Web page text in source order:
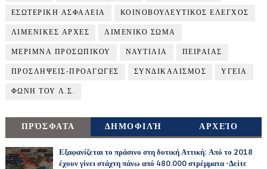
ΕΣΩΤΕΡΙΚΗ ΑΣΦΑΛΕΙΑ ΚΟΙΝΟΒΟΥΛΕΥΤΙΚΟΣ ΕΛΕΓΧΟΣ
ΛΙΜΕΝΙΚΕΣ ΑΡΧΕΣ ΛΙΜΕΝΙΚΟ ΣΩΜΑ
ΜΕΡΙΜΝΑ ΠΡΟΣΩΠΙΚΟΥ ΝΑΥΤΙΛΙΑ ΠΕΙΡΑΙΑΣ
ΠΡΟΣΛΗΨΕΙΣ-ΠΡΟΑΓΩΓΕΣ ΣΥΝΔΙΚΑΛΙΣΜΟΣ ΥΓΕΙΑ
ΦΩΝΗ ΤΟΥ Λ.Σ.
ΠΡΌΣΦΑΤΑ ΔΗΜΟΦΙΛΉ ΑΡΧΕΊΟ
Εξαφανίζεται το πράσινο στη δυτική Αττική: Από το 2018
έχουν γίνει στάχτη πάνω από 480.000 στρέμματα -Δείτε